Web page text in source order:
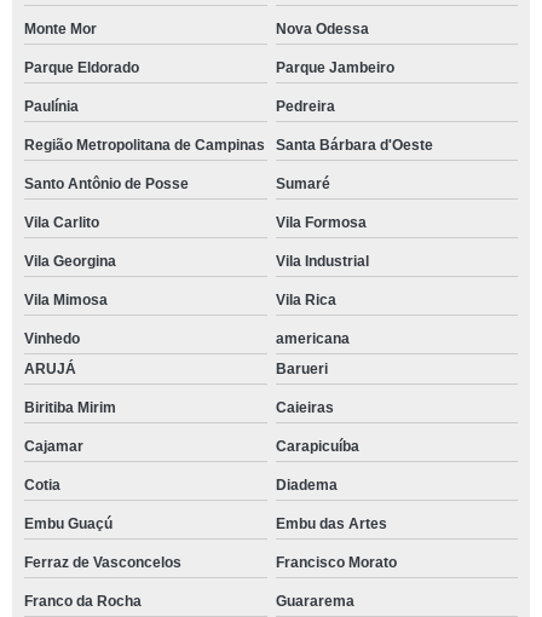
Monte Mor Nova Odessa
Parque Eldorado Parque Jambeiro
Paulínia Pedreira
Região Metropolitana de Campinas Santa Bárbara d'Oeste
Santo Antônio de Posse Sumaré
Vila Carlito Vila Formosa
Vila Georgina Vila Industrial
Vila Mimosa Vila Rica
Vinhedo
americana
ARUJÁ
Barueri
Biritiba Mirim Caieiras
Cajamar Carapicuíba
Cotia Diadema
Embu Guaçú Embu das Artes
Ferraz de Vasconcelos Francisco Morato
Franco da Rocha Guararema